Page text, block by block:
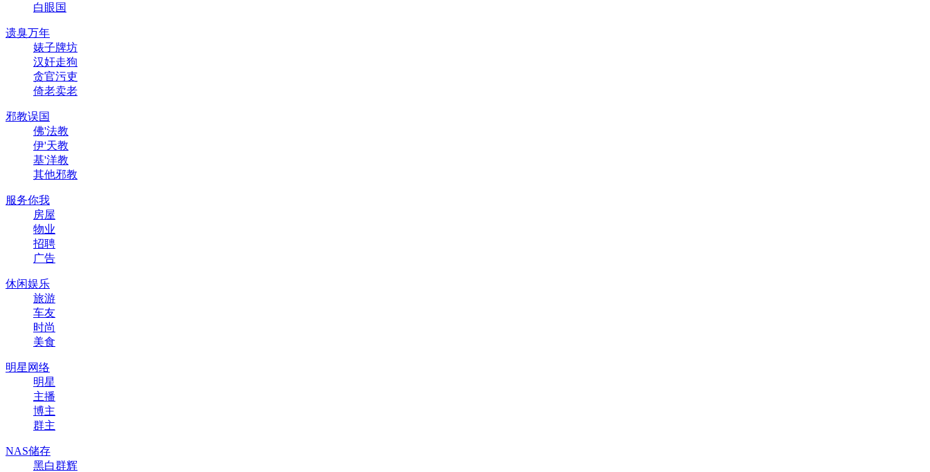
白眼国
遗臭万年
婊子牌坊
汉奸走狗
贪官污吏
倚老卖老
邪教误国
佛'法教
伊'天教
基'洋教
其他邪教
服务你我
房屋
物业
招聘
广告
休闲娱乐
旅游
车友
时尚
美食
明星网络
明星
主播
博主
群主
NAS储存
黑白群辉